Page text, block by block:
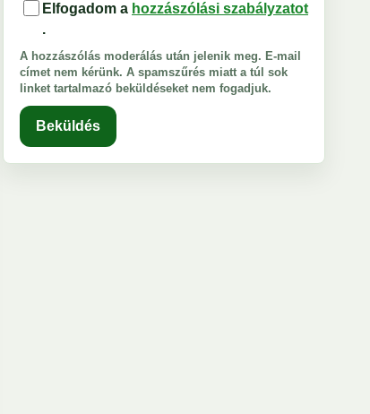
Elfogadom a hozzászólási szabályzatot
.
A hozzászólás moderálás után jelenik meg. E-mail
címet nem kérünk. A spamszűrés miatt a túl sok
linket tartalmazó beküldéseket nem fogadjuk.
Beküldés